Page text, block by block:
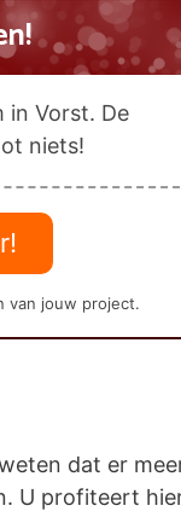
in Vorst. De
niets!
van jouw project.
dat er
U profiteert